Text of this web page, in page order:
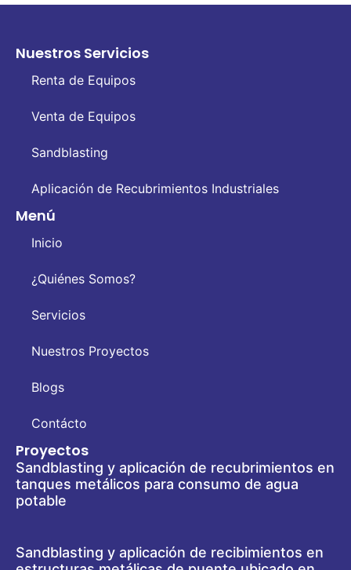
Nuestros Servicios
Renta de Equipos
Venta de Equipos
Sandblasting
Aplicación de Recubrimientos Industriales
Menú
Inicio
¿Quiénes Somos?
Servicios
Nuestros Proyectos
Blogs
Contácto
Proyectos
Sandblasting y aplicación de recubrimientos en
tanques metálicos para consumo de agua
potable
Sandblasting y aplicación de recibimientos en